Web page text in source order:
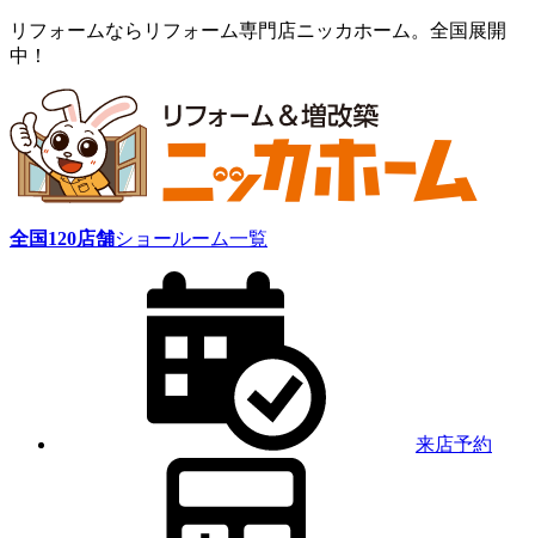
リフォームならリフォーム専門店ニッカホーム。全国展開
中！
全国120店舗ショールーム一覧
来店予約